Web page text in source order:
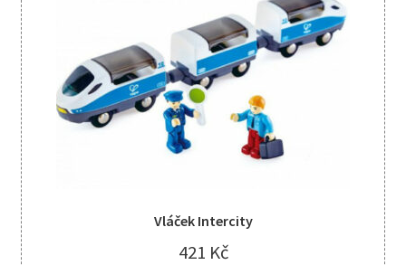
Vláček Intercity
421 Kč